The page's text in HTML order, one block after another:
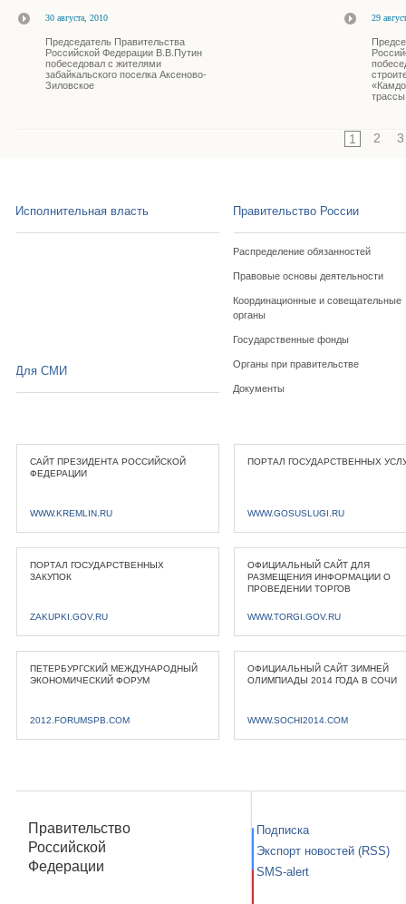
30 августа, 2010
Председатель Правительства
Российской Федерации В.В.Путин
побеседовал с жителями
забайкальского поселка Аксеново-
Зиловское
29
1 2 3
Исполнительная власть Правительство России
Распределение обязанностей
Правовые основы деятельности
Координационные и совещательные
органы
Государственные фонды
Органы при правительстве
Документы
Для СМИ
САЙТ ПРЕЗИДЕНТА РОССИЙСКОЙ
ФЕДЕРАЦИИ
WWW.KREMLIN.RU
ПОРТАЛ ГОСУДАРСТВЕННЫХ
WWW.GOSUSLUGI.RU
ПОРТАЛ ГОСУДАРСТВЕННЫХ
ЗАКУПОК
ZAKUPKI.GOV.RU
ОФИЦИАЛЬНЫЙ САЙТ ДЛЯ
РАЗМЕЩЕНИЯ ИНФОРМАЦИИ О
ПРОВЕДЕНИИ ТОРГОВ
WWW.TORGI.GOV.RU
ПЕТЕРБУРГСКИЙ МЕЖДУНАРОДНЫЙ
ЭКОНОМИЧЕСКИЙ ФОРУМ
2012.FORUMSPB.COM
ОФИЦИАЛЬНЫЙ САЙТ ЗИМНЕЙ
ОЛИМПИАДЫ 2014 ГОДА В СОЧИ
WWW.SOCHI2014.COM
Правительство
Российской
Федерации
Подписка
Экспорт новостей (RSS)
SMS-alert